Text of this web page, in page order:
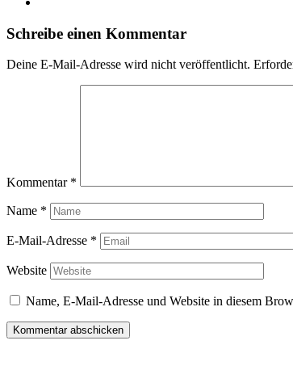
Schreibe einen Kommentar
Deine E-Mail-Adresse wird nicht veröffentlicht.
Kommentar *
Name *
E-Mail-Adresse *
Website
Name, E-Mail-Adresse und Website in diesem